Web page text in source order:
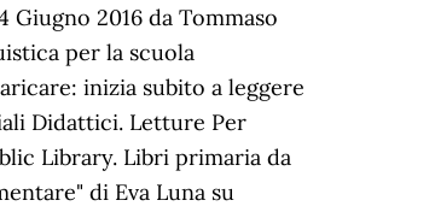
Giugno 2016 da Tommaso
per la scuola
inizia subito a leggere
Didattici. Letture Per
Library. Libri primaria da
di Eva Luna su